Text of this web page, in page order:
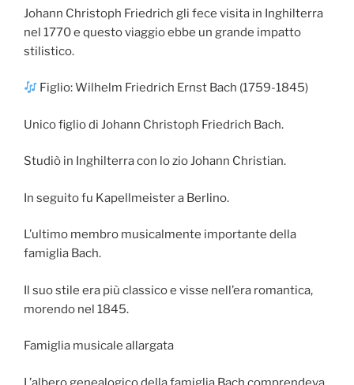
Johann Christoph Friedrich gli fece visita in Inghilterra
nel 1770 e questo viaggio ebbe un grande impatto
stilistico.
Figlio: Wilhelm Friedrich Ernst Bach (1759-1845)
Unico figlio di Johann Christoph Friedrich Bach.
Studiò in Inghilterra con lo zio Johann Christian.
In seguito fu Kapellmeister a Berlino.
L’ultimo membro musicalmente importante della
famiglia Bach.
Il suo stile era più classico e visse nell’era romantica,
morendo nel 1845.
Famiglia musicale allargata